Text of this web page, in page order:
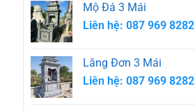
Mộ Đá 3 Mái
Liên hệ: 087 969 8282
Lăng Đơn 3 Mái
Liên hệ: 087 969 8282